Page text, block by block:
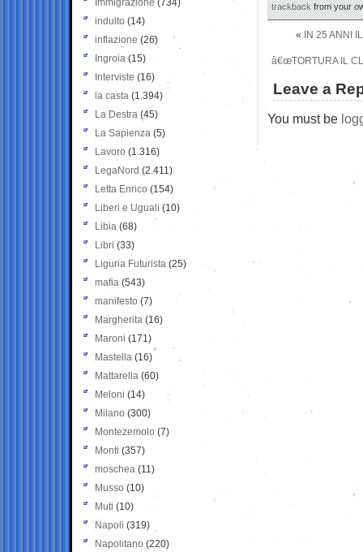
trackbackfrom your
« IN 25 ANNI
â€œTORTURA IL
Leave a
You must be
Immigrazione (734)
indulto (14)
inflazione (26)
Ingroia (15)
Interviste (16)
la casta (1.394)
La Destra (45)
La Sapienza (5)
Lavoro (1.316)
LegaNord (2.411)
Letta Enrico (154)
Liberi e Uguali (10)
Libia (68)
Libri (33)
Liguria Futurista (25)
mafia (543)
manifesto (7)
Margherita (16)
Maroni (171)
Mastella (16)
Mattarella (60)
Meloni (14)
Milano (300)
Montezemolo (7)
Monti (357)
moschea (11)
Musso (10)
Muti (10)
Napoli (319)
Napolitano (220)